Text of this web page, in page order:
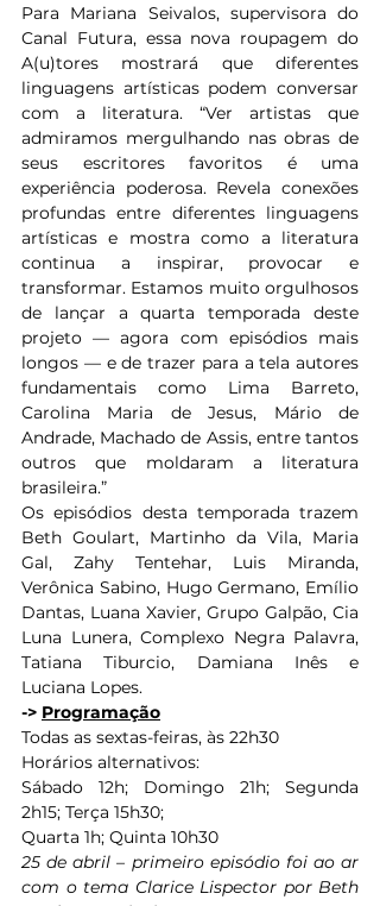
Para Mariana Seivalos, supervisora do
Canal Futura, essa nova roupagem do
A(u)tores mostrará que diferentes
linguagens artísticas podem conversar
com a literatura. “Ver artistas que
admiramos mergulhando nas obras de
seus escritores favoritos é uma
experiência poderosa. Revela conexões
profundas entre diferentes linguagens
artísticas e mostra como a literatura
continua a inspirar, provocar e
transformar. Estamos muito orgulhosos
de lançar a quarta temporada deste
projeto — agora com episódios mais
longos — e de trazer para a tela autores
fundamentais como Lima Barreto,
Carolina Maria de Jesus, Mário de
Andrade, Machado de Assis, entre tantos
outros que moldaram a literatura
brasileira.”
Os episódios desta temporada trazem
Beth Goulart, Martinho da Vila, Maria
Gal, Zahy Tentehar, Luis Miranda,
Verônica Sabino, Hugo Germano, Emílio
Dantas, Luana Xavier, Grupo Galpão, Cia
Luna Lunera, Complexo Negra Palavra,
Tatiana Tiburcio, Damiana Inês e
Luciana Lopes.
-> Programação
Todas as sextas-feiras, às 22h30
Horários alternativos:
Sábado 12h; Domingo 21h; Segunda
2h15; Terça 15h30;
Quarta 1h; Quinta 10h30
25 de abril – primeiro episódio foi ao ar
com o tema Clarice Lispector por Beth